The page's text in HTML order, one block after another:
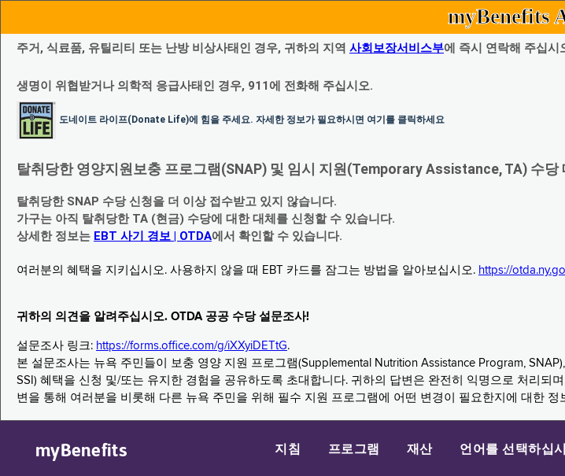
myBenefits
주거, 식료품, 유틸리티 또는 난방 비상사태인 경우, 귀하의 지역 사회보장서비스부에 즉시 연락해 주십시
생명이 위협받거나 의학적 응급사태인 경우, 911에 전화해 주십시오.
도네이트 라이프(Donate Life)에 힘을 주세요. 자세한 정보가 필요하시면 여기를 클릭하세요
탈취당한 영양지원보충 프로그램(SNAP) 및 임시 지원(Temporary Assistance, TA) 수당
탈취당한 SNAP 수당 신청을 더 이상 접수받고 있지 않습니다.
가구는 아직 탈취당한 TA (현금) 수당에 대한 대체를 신청할 수 있습니다.
상세한 정보는 EBT 사기 경보 | OTDA에서 확인할 수 있습니다.
여러분의 혜택을 지키십시오. 사용하지 않을 때 EBT 카드를 잠그는 방법을 알아보십시오. https://
귀하의 의견을 알려주십시오. OTDA 공공 수당 설문조사!
설문조사 링크: https://forms.office.com/g/iXXyiDETtG.
본 설문조사는 뉴욕 주민들이 보충 영양 지원 프로그램(Supplemental Nutrition Assistance Program,
SSI) 혜택을 신청 및/또는 유지한 경험을 공유하도록 초대합니다. 귀하의 답변은 완전히 익명으로 처리
변을 통해 여러분을 비롯해 다른 뉴욕 주민을 위해 필수 지원 프로그램에 어떤 변경이 필요한지에 대한 정
myBenefits 지침 프로그램 재산 언어를 선택하십